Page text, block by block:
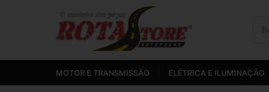
MOTOR E TRANSMISSÃO ELÉTRICA E ILUMINAÇÃO